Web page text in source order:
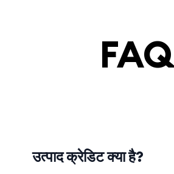
FAQ
उत्पाद क्रेडिट क्या है?